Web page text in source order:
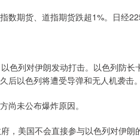
期货、道指期货跌超1%。日经
列对伊朗发动打击。以色列防长
以色列将遭受导弹和无人机袭击。
未公布爆炸原因。
美国不会直接参与以色列对伊朗